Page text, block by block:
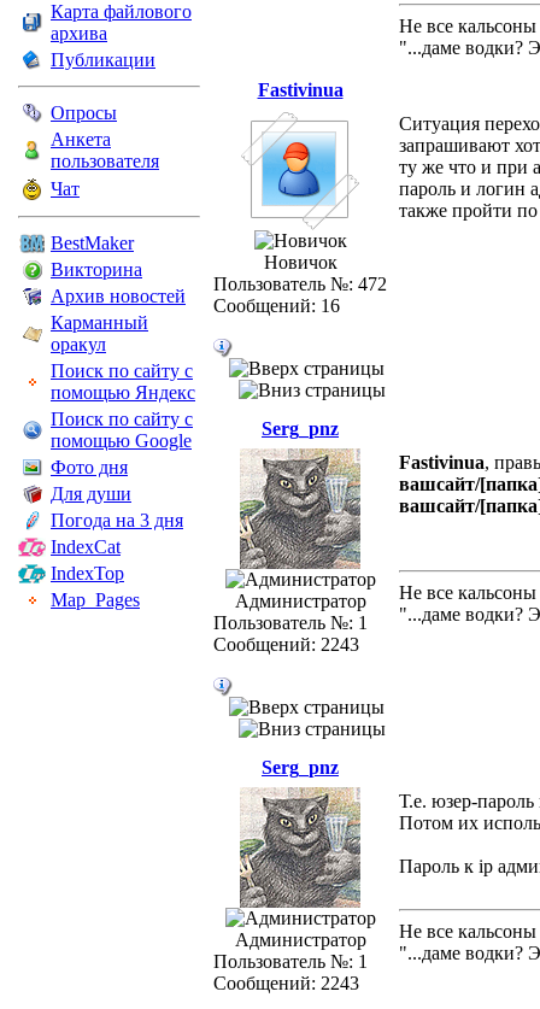
Карта файлового
архива
Публикации
Опросы
Анкета
пользователя
Чат
BestMaker
Викторина
Архив новостей
Карманный
оракул
Поиск по сайту с
помощью Яндекс
Поиск по сайту с
помощью Google
Фото дня
Для души
Погода на 3 дня
IndexCat
IndexTop
Map_Pages
Не все
"...даме водки?
Fastivinua
Новичок
Пользователь №: 472
Сообщений: 16
Ситуация
запрашивают
ту же что и при
пароль и логин
также пройти
Serg_pnz
Администратор
Пользователь №: 1
Сообщений: 2243
Fastivinua,
вашсайт/
вашсайт/
Не все
"...даме водки?
Serg_pnz
Администратор
Пользователь №: 1
Сообщений: 2243
Т.е. юзер-пароль
Потом их
Пароль к ip
Не все
"...даме водки?